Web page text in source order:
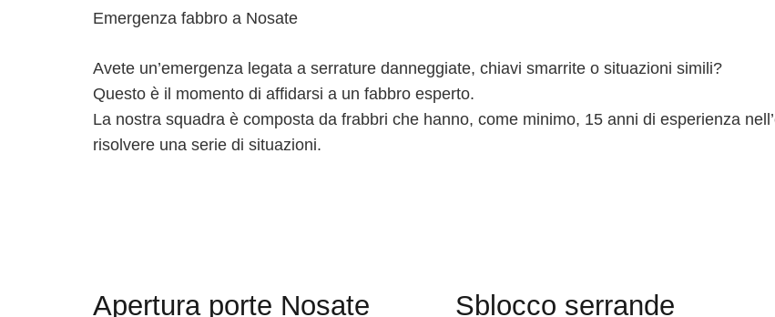
Emergenza fabbro a Nosate
Avete un’emergenza legata a serrature danneggiate, chiavi smarrite o situazioni simili?
Questo è il momento di affidarsi a un fabbro esperto.
La nostra squadra è composta da frabbri che hanno, come minimo, 15 anni di esperienza
risolvere una serie di situazioni.
Apertura porte Nosate
Sblocco serrande